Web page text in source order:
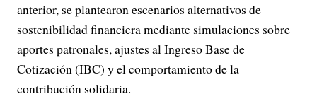
anterior, se plantearon escenarios alternativos de
sostenibilidad financiera mediante simulaciones sobre
aportes patronales, ajustes al Ingreso Base de
Cotización (IBC) y el comportamiento de la
contribución solidaria.